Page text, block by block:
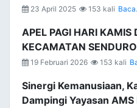
23 April 2025 153 kali
APEL PAGI HARI
KECAMATAN SENDURO
19 Februari 2026 153 kali
Sinergi Kemanusiaan,
Dampingi Yayasan